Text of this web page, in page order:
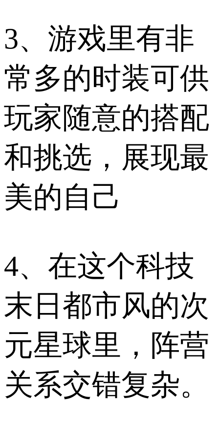
3、游戏里有非
常多的时装可供
玩家随意的搭配
和挑选，展现最
美的自己
4、在这个科技
末日都市风的次
元星球里，阵营
关系交错复杂。